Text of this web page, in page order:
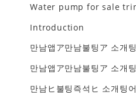
Water pump for sale
Introduction
만남앱ア만남불팅ア 소개팅
만남앱ア만남불팅ア 소개팅
만남ヒ불팅즉석ヒ 소개팅